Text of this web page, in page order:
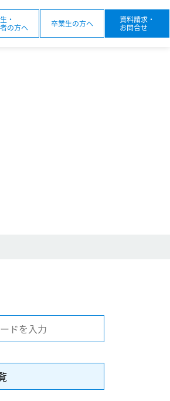
・
の方へ
卒業生の方へ
資料請求・
お問合せ